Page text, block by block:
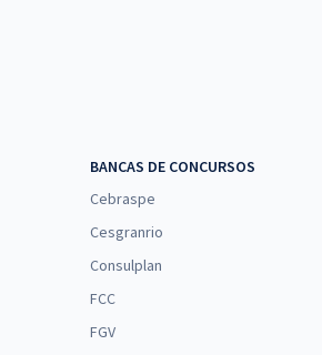
BANCAS DE CONCURSOS
Cebraspe
Cesgranrio
Consulplan
FCC
FGV